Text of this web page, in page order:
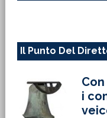
Il Punto Del
i